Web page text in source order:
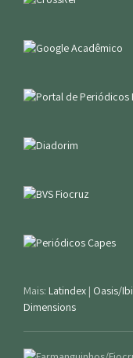
Mais: Latindex | Oasis/
Dimensions